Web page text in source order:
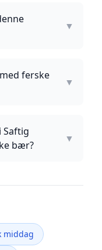
▼
ferske
▼
Saftig
bær?
▼
middag